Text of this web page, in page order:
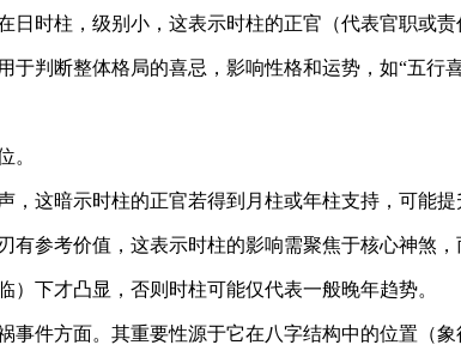
时柱，级别小，这表示时柱的正官（代表官职或
判断整体格局的喜忌，影响性格和运势，如“五行
。
这暗示时柱的正官若得到月柱或年柱支持，可能提
参考价值，这表示时柱的影响需聚焦于核心神煞，
下才凸显，否则时柱可能仅代表一般晚年趋势。
件方面。其重要性源于它在八字结构中的位置（